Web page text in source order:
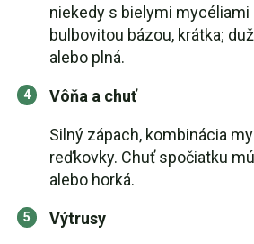
niekedy s bielymi
bulbovitou bázou, krátka;
alebo plná.
Vôňa a chuť
Silný zápach, kombinácia
reďkovky. Chuť spočiatku
alebo horká.
Výtrusy